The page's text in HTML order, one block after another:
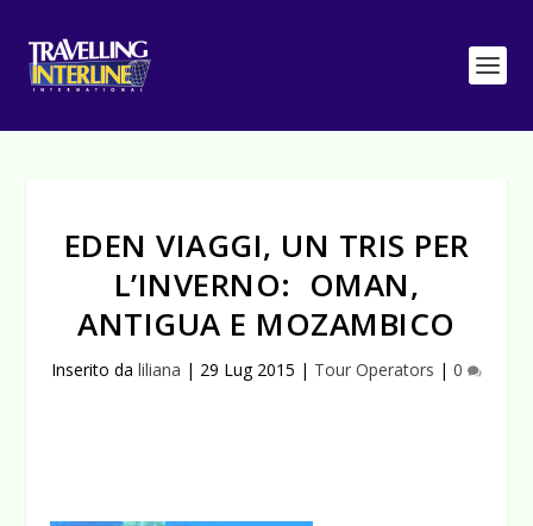
EDEN VIAGGI, UN TRIS PER
L’INVERNO: OMAN,
ANTIGUA E MOZAMBICO
Inserito da liliana | 29 Lug 2015 | Tour Operators | 0